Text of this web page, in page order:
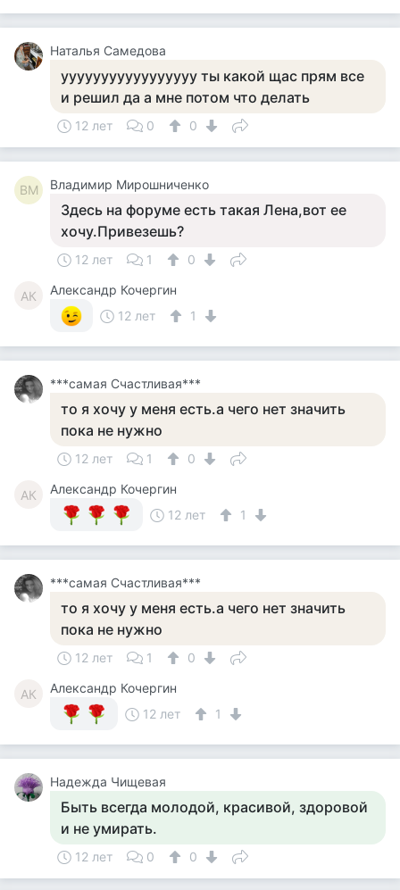
Наталья Самедова
ууууууууууууууууу ты какой щас прям все
и решил да а мне потом что делать
12 лет 0 0
ВМ Владимир Мирошниченко
Здесь на форуме есть такая Лена,вот ее
хочу.Привезешь?
12 лет 1 0
АК
Александр Кочергин
12 лет
1
***самая Счастливая***
то я хочу у меня есть.а чего нет значить
пока не нужно
12 лет 1 0
АК
Александр Кочергин
12 лет
1
***самая Счастливая***
то я хочу у меня есть.а чего нет значить
пока не нужно
12 лет 1 0
АК
Александр Кочергин
12 лет
1
Надежда Чищевая
Быть всегда молодой, красивой, здоровой
и не умирать.
12 лет 0 0